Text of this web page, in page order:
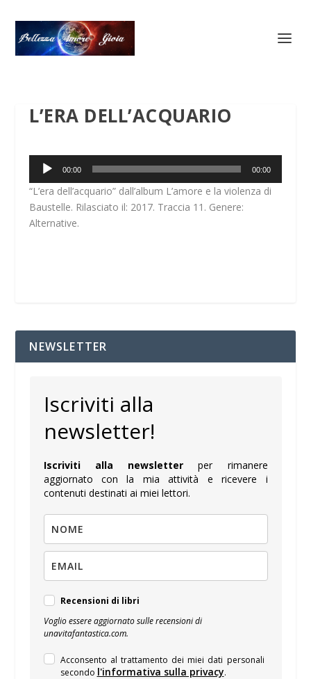
L’ERA DELL’ACQUARIO
Audio
Player
00:00 00:00
“L’era dell’acquario” dall’album L’amore e la violenza di
Baustelle. Rilasciato il: 2017. Traccia 11. Genere:
Alternative.
NEWSLETTER
Iscriviti alla
newsletter!
Iscriviti alla newsletter per rimanere
aggiornato con la mia attività e ricevere i
contenuti destinati ai miei lettori.
Recensioni di libri
Voglio essere aggiornato sulle recensioni di
unavitafantastica.com.
Acconsento al trattamento dei miei dati personali
secondo l'informativa sulla privacy.